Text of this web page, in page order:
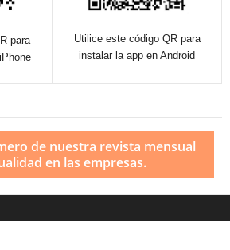
para
Utilice este código QR para
instalar la app en Android
de nuestra revista mensual
en las empresas.